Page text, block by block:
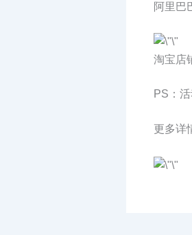
阿里巴
淘宝店
PS：
更多详